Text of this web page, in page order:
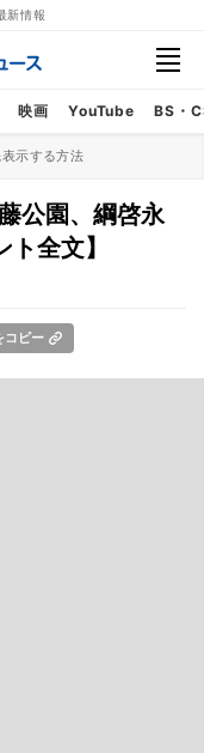
新情報
映画 YouTube BS・
示する方法
公園、綱啓永
全文】
コピー